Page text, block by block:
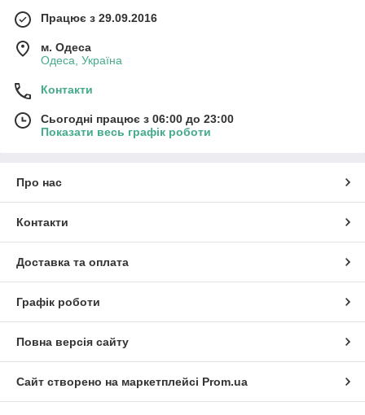
Працює з 29.09.2016
м. Одеса
Одеса, Україна
Контакти
Сьогодні працює з 06:00 до 23:00
Показати весь графік роботи
Про нас
Контакти
Доставка та оплата
Графік роботи
Повна версія сайту
Сайт створено на маркетплейсі Prom.ua